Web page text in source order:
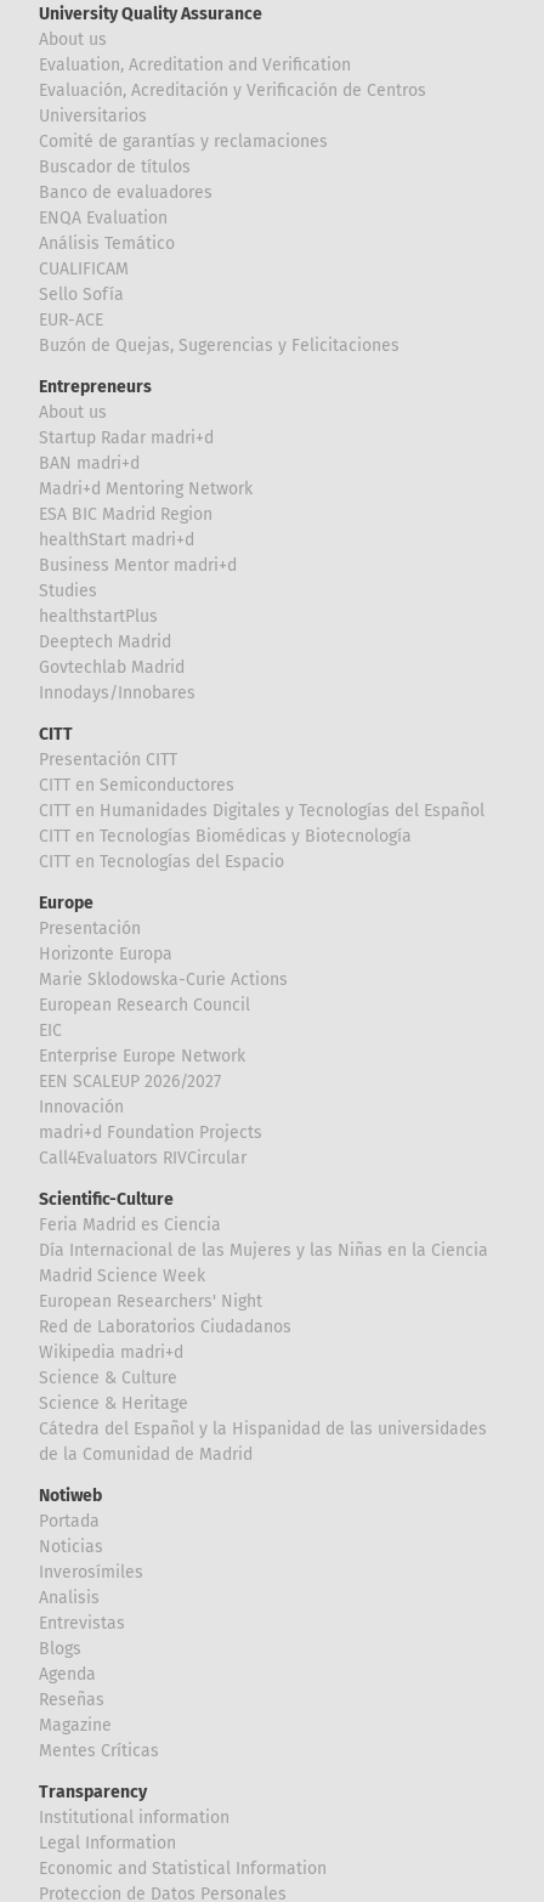
University Quality Assurance
About us
Evaluation, Acreditation and Verification
Evaluación, Acreditación y Verificación de Centros
Universitarios
Comité de garantías y reclamaciones
Buscador de títulos
Banco de evaluadores
ENQA Evaluation
Análisis Temático
CUALIFICAM
Sello Sofía
EUR-ACE
Buzón de Quejas, Sugerencias y Felicitaciones
Entrepreneurs
About us
Startup Radar madri+d
BAN madri+d
Madri+d Mentoring Network
ESA BIC Madrid Region
healthStart madri+d
Business Mentor madri+d
Studies
healthstartPlus
Deeptech Madrid
Govtechlab Madrid
Innodays/Innobares
CITT
Presentación CITT
CITT en Semiconductores
CITT en Humanidades Digitales y Tecnologías del Español
CITT en Tecnologías Biomédicas y Biotecnología
CITT en Tecnologías del Espacio
Europe
Presentación
Horizonte Europa
Marie Sklodowska-Curie Actions
European Research Council
EIC
Enterprise Europe Network
EEN SCALEUP 2026/2027
Innovación
madri+d Foundation Projects
Call4Evaluators RIVCircular
Scientific-Culture
Feria Madrid es Ciencia
Día Internacional de las Mujeres y las Niñas en la Ciencia
Madrid Science Week
European Researchers' Night
Red de Laboratorios Ciudadanos
Wikipedia madri+d
Science & Culture
Science & Heritage
Cátedra del Español y la Hispanidad de las universidades
de la Comunidad de Madrid
Notiweb
Portada
Noticias
Inverosímiles
Analisis
Entrevistas
Blogs
Agenda
Reseñas
Magazine
Mentes Críticas
Transparency
Institutional information
Legal Information
Economic and Statistical Information
Proteccion de Datos Personales